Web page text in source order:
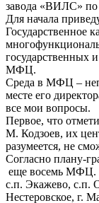
завода «ВИЛС» по
Для начала
Государственное
государственных
МФЦ.
Среда в МФЦ –
месте его
все мои вопросы.
Первое, что
М. Кодзоев, их
разумеется, не
Согласно плану-
еще восемь МФЦ.
с.п. Экажево, с.п.
Нестеровское, г.